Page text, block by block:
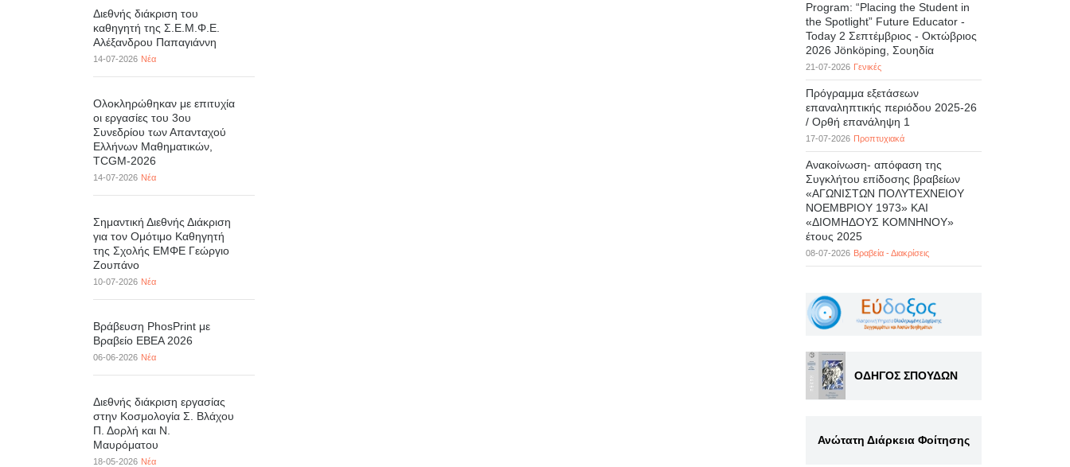
Διεθνής διάκριση του
καθηγητή της Σ.Ε.Μ.Φ.Ε.
Αλέξανδρου Παπαγιάννη
14-07-2026 Νέα
Ολοκληρώθηκαν με επιτυχία
οι εργασίες του 3ου
Συνεδρίου των Απανταχού
Ελλήνων Μαθηματικών,
TCGM-2026
14-07-2026 Νέα
Σημαντική Διεθνής Διάκριση
για τον Ομότιμο Καθηγητή
της Σχολής ΕΜΦΕ Γεώργιο
Ζουπάνο
10-07-2026 Νέα
Βράβευση PhosPrint με
Βραβείο ΕΒΕΑ 2026
06-06-2026 Νέα
Διεθνής διάκριση εργασίας
στην Κοσμολογία Σ. Βλάχου
Π. Δορλή και Ν.
Μαυρόματου
18-05-2026 Νέα
Program: “Placing the Student in
the Spotlight” Future Educator -
Today 2 Σεπτέμβριος - Οκτώβριος
2026 Jönköping, Σουηδία
21-07-2026 Γενικές
Πρόγραμμα εξετάσεων
επαναληπτικής περιόδου 2025-26
/ Ορθή επανάληψη 1
17-07-2026 Προπτυχιακά
Ανακοίνωση- απόφαση της
Συγκλήτου επίδοσης βραβείων
«ΑΓΩΝΙΣΤΩΝ ΠΟΛΥΤΕΧΝΕΙΟΥ
ΝΟΕΜΒΡΙΟΥ 1973» ΚΑΙ
«ΔΙΟΜΗΔΟΥΣ ΚΟΜΝΗΝΟΥ»
έτους 2025
08-07-2026 Βραβεία - Διακρίσεις
ΟΔΗΓΟΣ ΣΠΟΥΔΩΝ
Ανώτατη Διάρκεια Φοίτησης